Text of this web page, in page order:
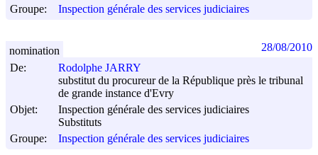
Groupe:
Inspection générale des services judiciaires
De:
Rodolphe JARRY
substitut du procureur de la République près le tribunal
de grande instance d'Evry
Objet:
Inspection générale des services judiciaires
Substituts
Groupe:
Inspection générale des services judiciaires
nomination 28/08/2010